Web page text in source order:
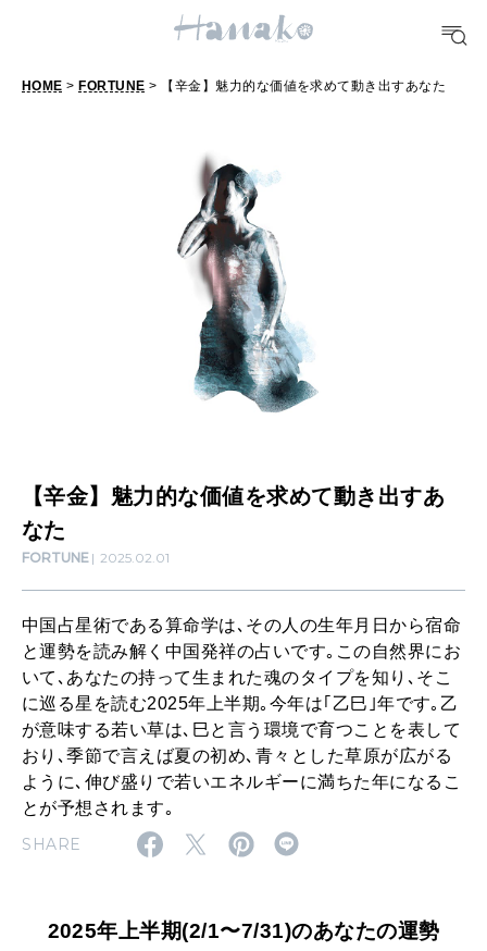
#パン #カフェ
10 CATEGORIES
FOOD
おいしい
TRAVEL
どこ行く？
FORTUNE
明日のわたし
[12星座別] Monthly Love Holoscope
女神まり愛のタロットメッセージ
算命学がわかる今月のあなた
HEALTH
知る、考える
MAMA
ママもいろいろ
わたしができること
CULTURE
を
求
め
て
動
き
出
す
あ
な
た
HOME > FORTUNE > 【辛金】魅力的な価値を求めて動き出すあなた
【辛金】魅力的な価値を求めて動き出すあ
なた
FORTUNE 2025.02.01
中国占星術である算命学は､その人の生年月日から宿命
と運勢を読み解く中国発祥の占いです｡この自然界にお
いて､あなたの持って生まれた魂のタイプを知り､そこ
に巡る星を読む2025年上半期｡今年は｢乙巳｣年です｡乙
が意味する若い草は､巳と言う環境で育つことを表して
おり､季節で言えば夏の初め､青々とした草原が広がる
ように､伸び盛りで若いエネルギーに満ちた年になるこ
とが予想されます｡
SHARE
2025年上半期(2/1〜7/31)のあなたの運勢